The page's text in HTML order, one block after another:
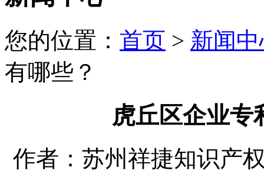
您的位置： 首页 > 新闻
有哪些？
虎丘区企业专
作者：苏州祥捷知识产